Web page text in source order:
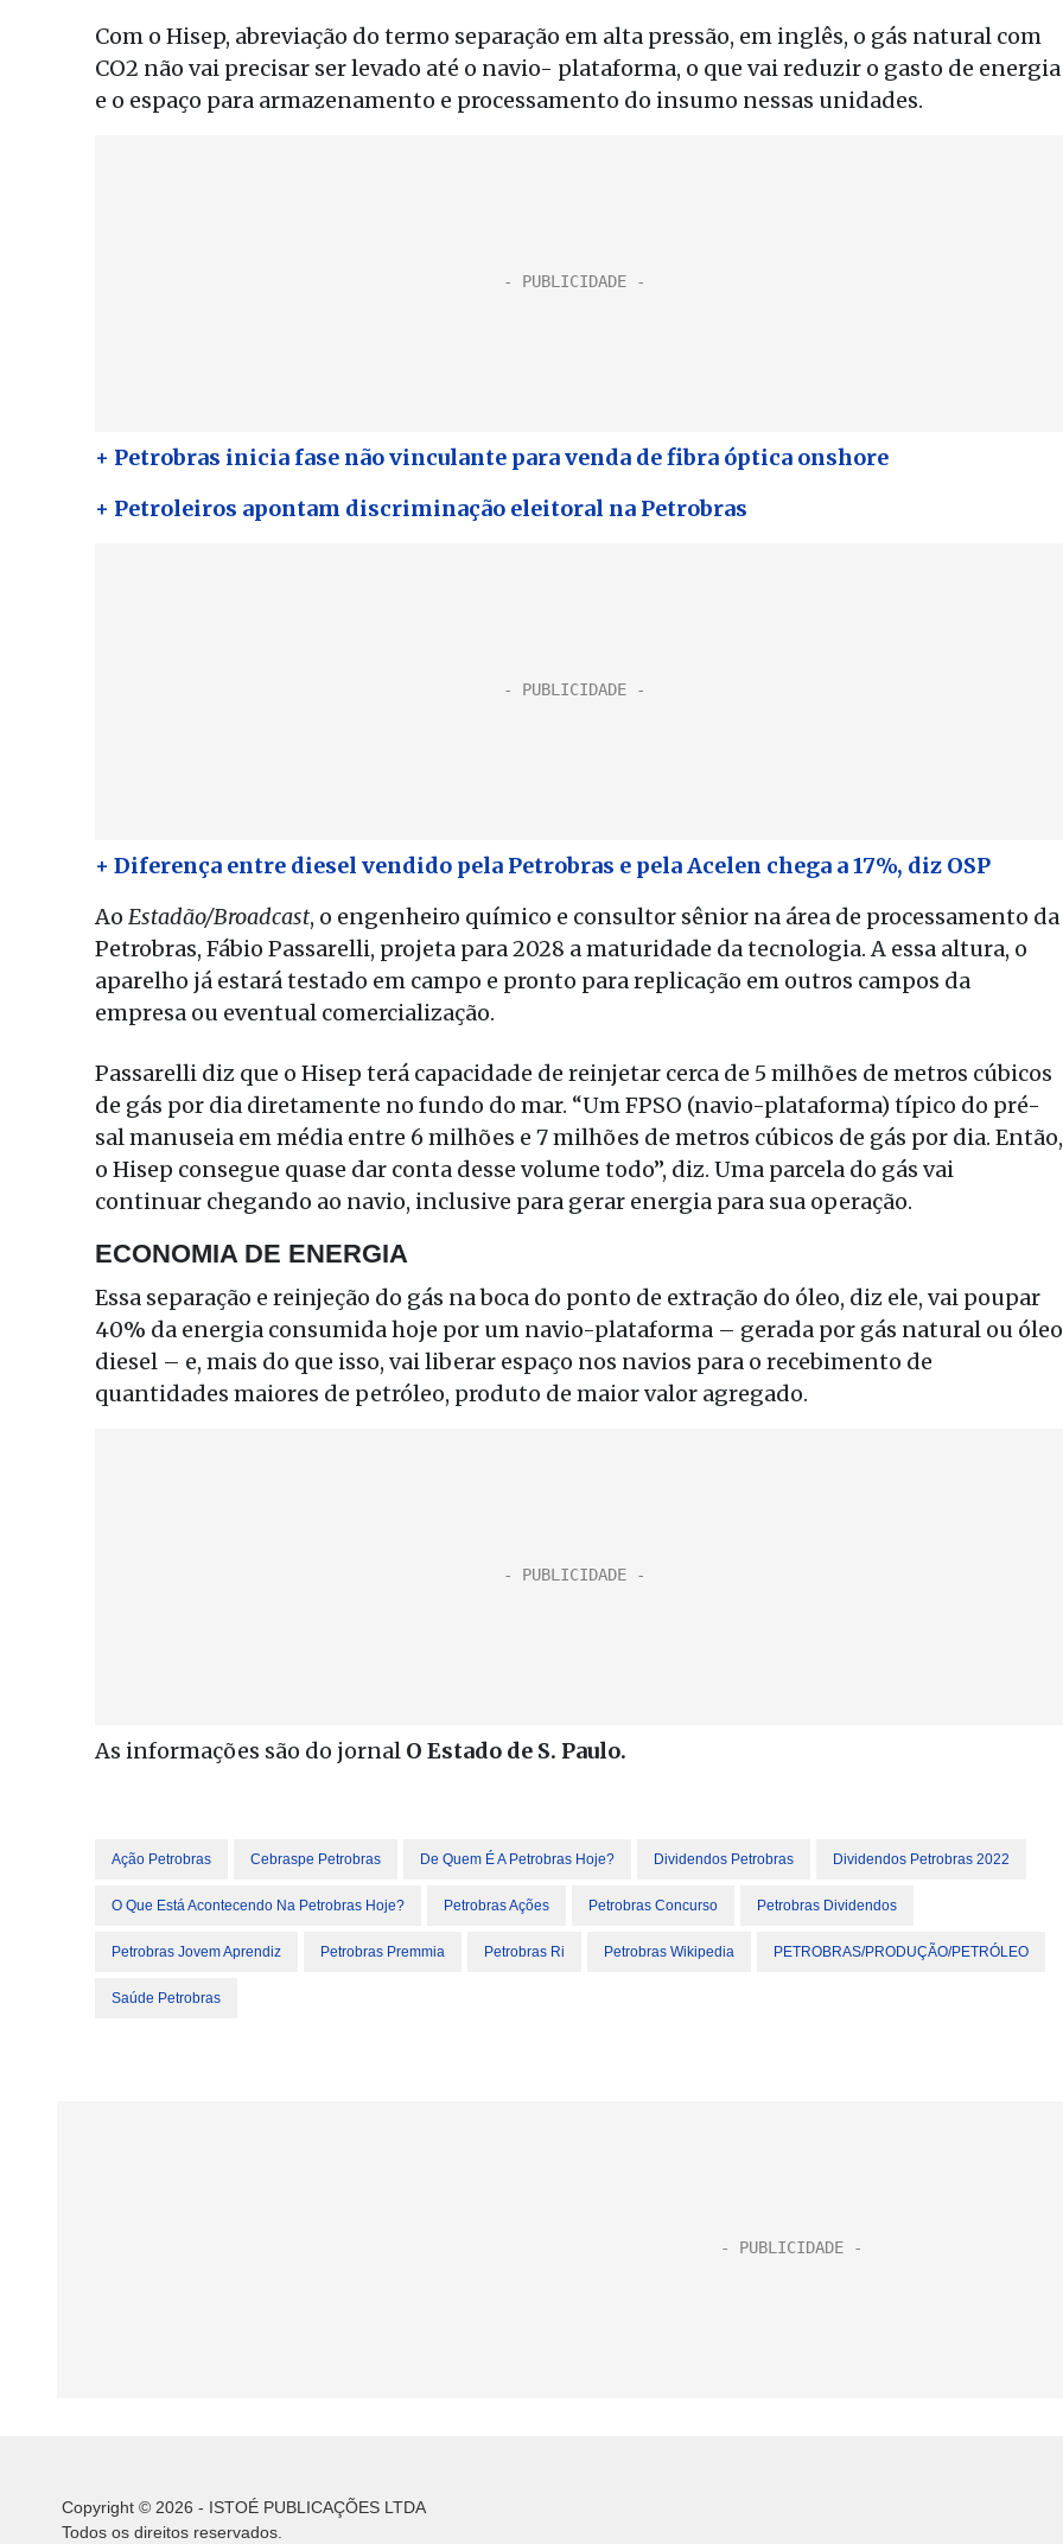
Com o Hisep, abreviação do termo separação em alta pressão, em inglês, o gás natural com
CO2 não vai precisar ser levado até o navio- plataforma, o que vai reduzir o gasto de energia
e o espaço para armazenamento e processamento do insumo nessas unidades.
+ Petrobras inicia fase não vinculante para venda de fibra óptica onshore
+ Petroleiros apontam discriminação eleitoral na Petrobras
+ Diferença entre diesel vendido pela Petrobras e pela Acelen chega a 17%, diz OSP
Ao Estadão/Broadcast, o engenheiro químico e consultor sênior na área de processamento da
Petrobras, Fábio Passarelli, projeta para 2028 a maturidade da tecnologia. A essa altura, o
aparelho já estará testado em campo e pronto para replicação em outros campos da
empresa ou eventual comercialização.
Passarelli diz que o Hisep terá capacidade de reinjetar cerca de 5 milhões de metros cúbicos
de gás por dia diretamente no fundo do mar. “Um FPSO (navio-plataforma) típico do pré-
sal manuseia em média entre 6 milhões e 7 milhões de metros cúbicos de gás por dia. Então,
o Hisep consegue quase dar conta desse volume todo”, diz. Uma parcela do gás vai
continuar chegando ao navio, inclusive para gerar energia para sua operação.
ECONOMIA DE ENERGIA
Essa separação e reinjeção do gás na boca do ponto de extração do óleo, diz ele, vai poupar
40% da energia consumida hoje por um navio-plataforma – gerada por gás natural ou óleo
diesel – e, mais do que isso, vai liberar espaço nos navios para o recebimento de
quantidades maiores de petróleo, produto de maior valor agregado.
As informações são do jornal O Estado de S. Paulo.
Ação Petrobras Cebraspe Petrobras De Quem É A Petrobras Hoje? Dividendos Petrobras Dividendos Petrobras 2022
O Que Está Acontecendo Na Petrobras Hoje? Petrobras Ações Petrobras Concurso Petrobras Dividendos
Petrobras Jovem Aprendiz Petrobras Premmia Petrobras Ri Petrobras Wikipedia PETROBRAS/PRODUÇÃO/PETRÓLEO
Saúde Petrobras
Copyright © 2026 - ISTOÉ PUBLICAÇÕES LTDA
Todos os direitos reservados.